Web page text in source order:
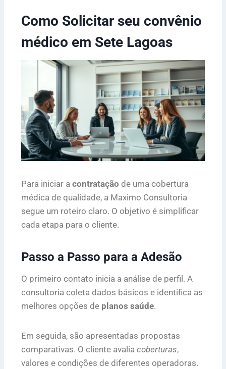
Como Solicitar seu convênio
médico em Sete Lagoas
Para iniciar a contratação de uma cobertura
médica de qualidade, a Maximo Consultoria
segue um roteiro claro. O objetivo é simplificar
cada etapa para o cliente.
Passo a Passo para a Adesão
O primeiro contato inicia a análise de perfil. A
consultoria coleta dados básicos e identifica as
melhores opções de planos saúde.
Em seguida, são apresentadas propostas
comparativas. O cliente avalia coberturas,
valores e condições de diferentes operadoras.